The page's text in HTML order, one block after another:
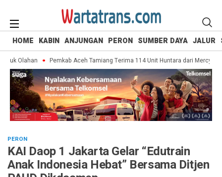
HOME KABIN ANJUNGAN PERON SUMBER DAYA JALUR
Olahan Pemkab Aceh Tamiang Terima 114 Unit Huntara dari Mercy
PERON
KAI Daop 1 Jakarta Gelar “Edutrain
Anak Indonesia Hebat” Bersama Ditjen